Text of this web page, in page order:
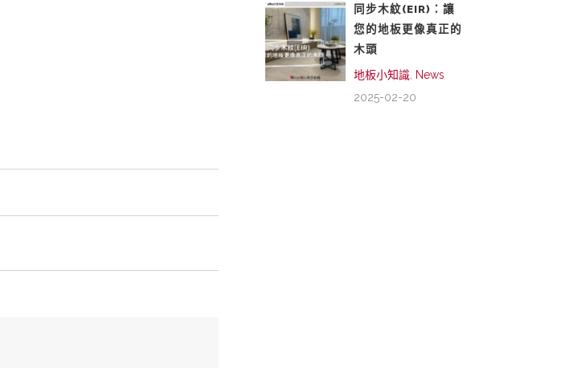
同步木紋(EIR)：讓
您的地板更像真正的
木頭
地板小知識
News
2025-02-20